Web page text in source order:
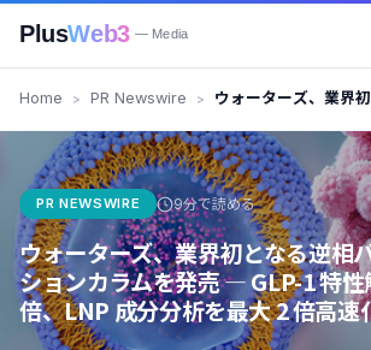
PlusWeb3 — Media
Home PR Newswire
ウォーターズ、業界
売 — GLP-1 特性解析
倍、LNP 成分分析を
化
PR NEWSWIRE 9分で読める
ウォーターズ、業界初となる逆相
ションカラムを発売 — GLP-1 特
倍、LNP 成分分析を最大 2 倍高速